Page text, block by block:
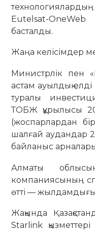
Eutelsat-
басталды.
Жаңа келісімдер
Министрлік пен
астам ауылдық
туралы
ТОБЖ құрылысы
(жоспарлардан
шалғай аудандар
байланыс
Алматы
компаниясының
өтті — жылдамдығы
Жақында
Starlink